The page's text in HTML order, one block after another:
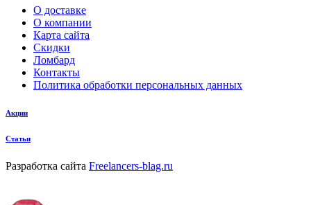
О доставке
О компании
Карта сайта
Скидки
Ломбард
Контакты
Политика обработки персональных данных
Акции
Статьи
Разработка сайта Freelancers-blag.ru